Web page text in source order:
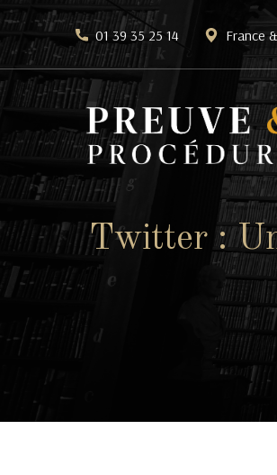
01 39 35 25 14 France
Twitter :